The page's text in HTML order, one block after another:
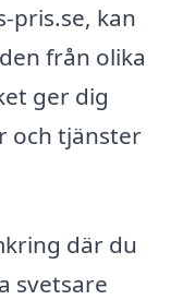
pris.se, kan
från olika
ger dig
och tjänster
där du
svetsare